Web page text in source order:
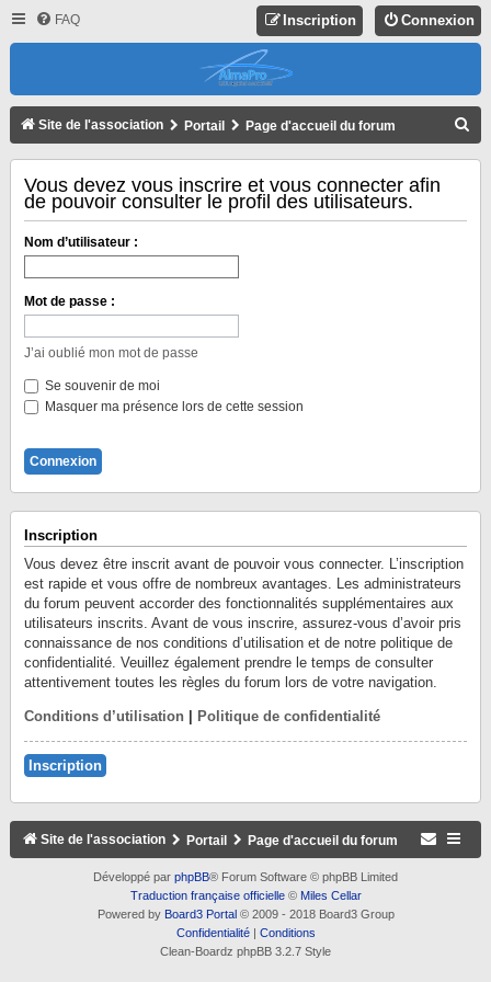
FAQ Connexion
Inscription
Site de l'association Portail Page d'accueil du forum
Vous devez vous inscrire et vous connecter afin
de pouvoir consulter le profil des utilisateurs.
Nom d’utilisateur :
Mot de passe :
J’ai oublié mon mot de passe
Se souvenir de moi
Masquer ma présence lors de cette session
Inscription
Vous devez être inscrit avant de pouvoir vous connecter. L’inscription
est rapide et vous offre de nombreux avantages. Les administrateurs
du forum peuvent accorder des fonctionnalités supplémentaires aux
utilisateurs inscrits. Avant de vous inscrire, assurez-vous d’avoir pris
connaissance de nos conditions d’utilisation et de notre politique de
confidentialité. Veuillez également prendre le temps de consulter
attentivement toutes les règles du forum lors de votre navigation.
Conditions d’utilisation Politique de confidentialité
Inscription
Site de l'association Portail Page d'accueil du forum
Développé par phpBB® Forum Software © phpBB Limited
Traduction française officielle© Miles Cellar
Powered by Board3 Portal© 2009 - 2018 Board3 Group
Confidentialité| Conditions
Clean-Boardz phpBB 3.2.7 Style